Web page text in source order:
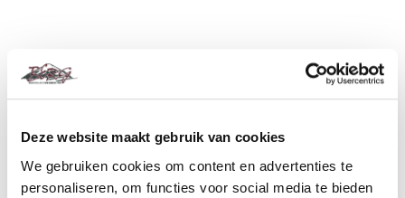
Deze website maakt gebruik van cookies
We gebruiken cookies om content en advertenties te
personaliseren, om functies voor social media te bieden